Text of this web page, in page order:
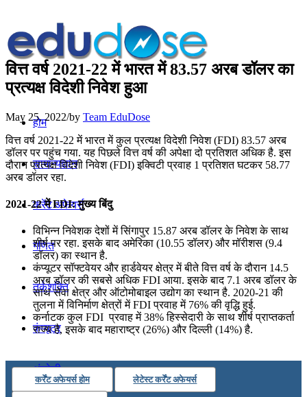
होम
सामान्यज्ञान
करेंट अफेयर्स
गणित
तर्कशक्ति
कंप्यूटर
अंग्रेजी
वित्त वर्ष 2021-22 में भारत में 83.57 अरब डॉलर का
प्रत्यक्ष विदेशी निवेश हुआ
May 25, 2022/by Team EduDose
वित्त वर्ष 2021-22 में भारत में कुल प्रत्यक्ष विदेशी निवेश (FDI) 83.57 अरब
डॉलर पर पहुंच गया. यह पिछले वित्त वर्ष की अपेक्षा दो प्रतिशत अधिक है. इस
दौरान प्रत्यक्ष विदेशी निवेश (FDI) इक्विटी प्रवाह 1 प्रतिशत घटकर 58.77
अरब डॉलर रहा.
2021-22 में FDI: मुख्य बिंदु
विभिन्न निवेशक देशों में सिंगापुर 15.87 अरब डॉलर के निवेश के साथ
शीर्ष पर रहा. इसके बाद अमेरिका (10.55 डॉलर) और मॉरीशस (9.4
डॉलर) का स्थान है.
कंप्यूटर सॉफ्टवेयर और हार्डवेयर क्षेत्र में बीते वित्त वर्ष के दौरान 14.5
अरब डॉलर की सबसे अधिक FDI आया. इसके बाद 7.1 अरब डॉलर के
साथ सेवा क्षेत्र और ऑटोमोबाइल उद्योग का स्थान है. 2020-21 की
तुलना में विनिर्माण क्षेत्रों में FDI प्रवाह में 76% की वृद्धि हुई.
कर्नाटक कुल FDI प्रवाह में 38% हिस्सेदारी के साथ शीर्ष प्राप्तकर्ता
राज्य है, इसके बाद महाराष्ट्र (26%) और दिल्ली (14%) है.
कर्रेंट अफेयर्स होम लेटेस्ट कर्रेंट अफेयर्स